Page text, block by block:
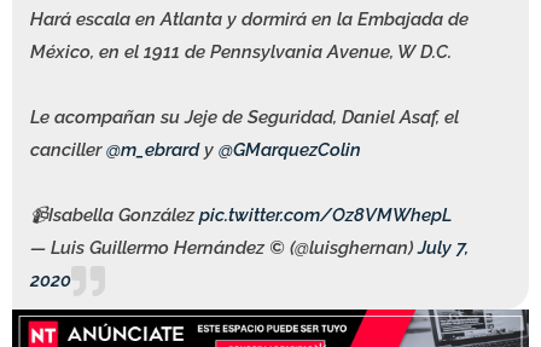
Hará escala en Atlanta y dormirá en la Embajada de
México, en el 1911 de Pennsylvania Avenue, W D.C.
Le acompañan su Jeje de Seguridad, Daniel Asaf, el
canciller@m_ebrardy @GMarquezColin
📹Isabella Gonzálezpic.twitter.com/Oz8VMWhepL
— Luis Guillermo Hernández © (@luisghernan)July 7,
2020